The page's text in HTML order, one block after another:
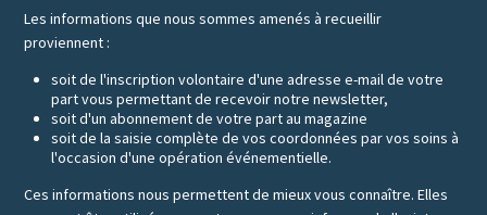
Les informations que nous sommes amenés à recueillir
proviennent :
soit de l'inscription volontaire d'une adresse e-mail de votre
part vous permettant de recevoir notre newsletter,
soit d'un abonnement de votre part au magazine
soit de la saisie complète de vos coordonnées par vos soins à
l'occasion d'une opération événementielle.
Ces informations nous permettent de mieux vous connaître. Elles